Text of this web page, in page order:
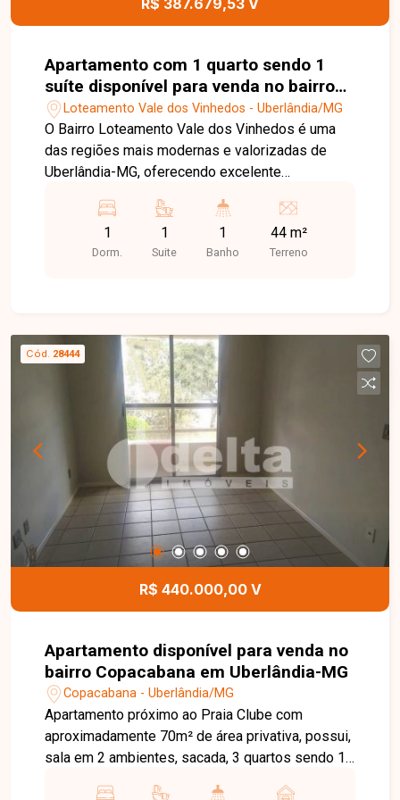
R$ 387.679,53 V
Apartamento com 1 quarto sendo 1
suíte disponível para venda no bairro
Loteamento Vale dos Vinhedos em
Uberlândia-MG
Loteamento Vale dos Vinhedos - Uberlândia/MG
O Bairro Loteamento Vale dos Vinhedos é uma
das regiões mais modernas e valorizadas de
Uberlândia-MG, oferecendo excelente
diversos pontos da cidade. O bairro se destaca
pelo planejamento urbano, qualidade de vida e
proximidade com comércios, serviços e áreas de
R$ 387.679,53 até R$ 441.208,03. O imóvel
possui sala aconchegante, 1 quarto sendo 1
suíte, banheiro social, cozinha, área de serviço e
1 vaga de garagem. O condomínio conta com
projeto imponente e de grande personalidade,
além de oferecer piscina de raia com 25 metros,
espaço fitness, coworking, salão de festas e
jogos e lavanderia coletiva, proporcionando
conforto, lazer e praticidade no dia a dia. Agende
uma visita e venha conhecer todos os detalhes
deste excelente empreendimento no Bairro
Loteamento Vale dos Vinhedos. Entre em contato
com nossa equipe e encontre o imóvel ideal para
1
Dorm.
1
Suite
1
Banho
44 m²
Terreno
Cód. 28444
R$ 440.000,00 V
Apartamento disponível para venda no
bairro Copacabana em Uberlândia-MG
Copacabana - Uberlândia/MG
Apartamento próximo ao Praia Clube com
aproximadamente 70m² de área privativa, possui,
sala em 2 ambientes, sacada, 3 quartos sendo 1